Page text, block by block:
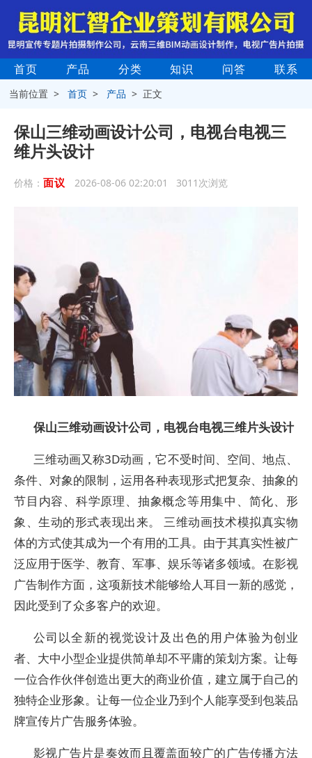
首页 产品 分类 知识 问答 联系
当前位置 >首页 > 产品 > 正文
保山三维动画设计公司，电视台电视三
维片头设计
价格： 面议 2026-08-06 02:20:01 3011次浏览
保山三维动画设计公司，电视台电视三维片头设计
三维动画又称3D动画，它不受时间、空间、地点、
条件、对象的限制，运用各种表现形式把复杂、抽象的
节目内容、科学原理、抽象概念等用集中、简化、形
象、生动的形式表现出来。 三维动画技术模拟真实物
体的方式使其成为一个有用的工具。由于其真实性被广
泛应用于医学、教育、军事、娱乐等诸多领域。在影视
广告制作方面，这项新技术能够给人耳目一新的感觉，
因此受到了众多客户的欢迎。
公司以全新的视觉设计及出色的用户体验为创业
者、大中小型企业提供简单却不平庸的策划方案。让每
一位合作伙伴创造出更大的商业价值，建立属于自己的
独特企业形象。让每一位企业乃到个人能享受到包装品
牌宣传片广告服务体验。
影视广告片是奏效而且覆盖面较广的广告传播方法